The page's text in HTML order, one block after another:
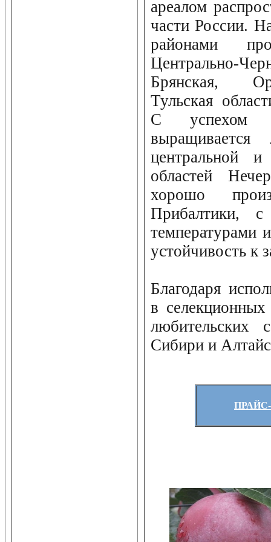
ареалом
части России.
районами
Центрально-
Брянская,
Тульская
С успехом
выращивается
центральной и
областей
хорошо
Прибалтики,
температурами
устойчивость к
Благодаря
в
любительских
Сибири и